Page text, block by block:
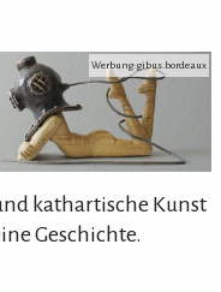
Werbung: gibus.bordeaux
kathartische Kunst
Geschichte.